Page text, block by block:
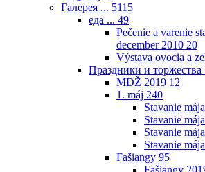
Галерея ... 5115
еда ... 49
Pečenie a varenie
december 2010 20
Výstava ovocia a
Праздники и торжества
MDŽ 2019 12
1. máj 240
Stavanie
Stavanie
Stavanie
Stavanie
Fašiangy 95
Fašiangy